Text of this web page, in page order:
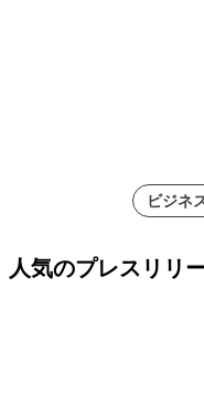
ビジネ
人気のプレスリリ